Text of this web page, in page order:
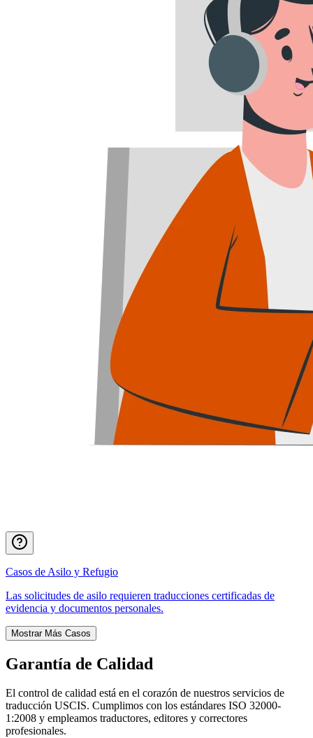
Casos de Asilo y Refugio
Las solicitudes de asilo requieren traducciones certificadas de
evidencia y documentos personales.
Mostrar Más Casos
Garantía de Calidad
El control de calidad está en el corazón de nuestros servicios de
traducción USCIS. Cumplimos con los estándares ISO 32000-
1:2008 y empleamos traductores, editores y correctores
profesionales.